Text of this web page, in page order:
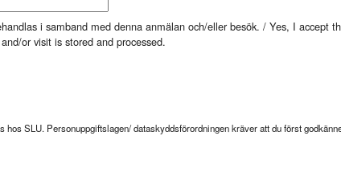
i samband med denna anmälan och/eller besök. / Yes, I accept
or visit is stored and processed.
SLU. Personuppgiftslagen/ dataskyddsförordningen kräver att du först